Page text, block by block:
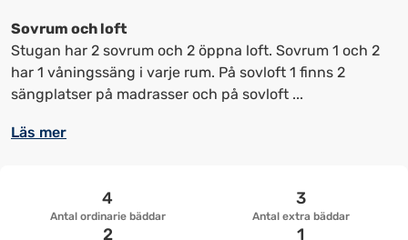
Sovrum och loft
Stugan har 2 sovrum och 2 öppna loft. Sovrum 1 och 2
har 1 våningssäng i varje rum. På sovloft 1 finns 2
sängplatser på madrasser och på sovloft ...
Läs mer
Antal ordinarie bäddar
4
Antal extra bäddar
3
2 1